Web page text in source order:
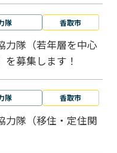
隊 香取市
力隊（若年層を中心
募集します！
隊 香取市
力隊（移住・定住関